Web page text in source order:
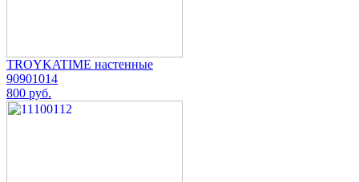
TROYKATIME настенные
90901014
800 руб.